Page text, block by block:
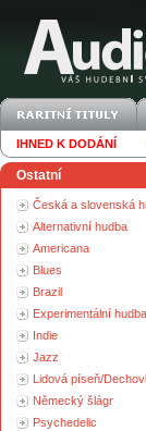
IHNED K DODÁNÍ
Ostatní
Česká a slovenská
Alternativní hudba
Americana
Blues
Brazil
Experimentální hudba
Indie
Jazz
Lidová píseň/
Německý šlágr
Psychedelic